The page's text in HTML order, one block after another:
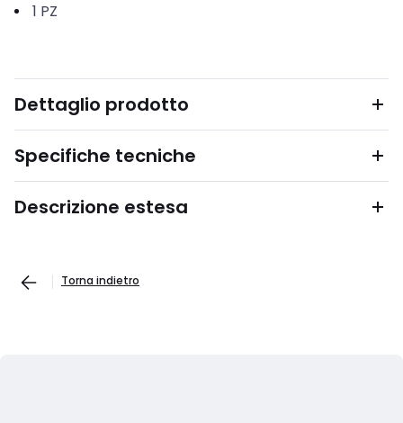
1 PZ
Dettaglio prodotto
Specifiche tecniche
Descrizione estesa
Torna indietro